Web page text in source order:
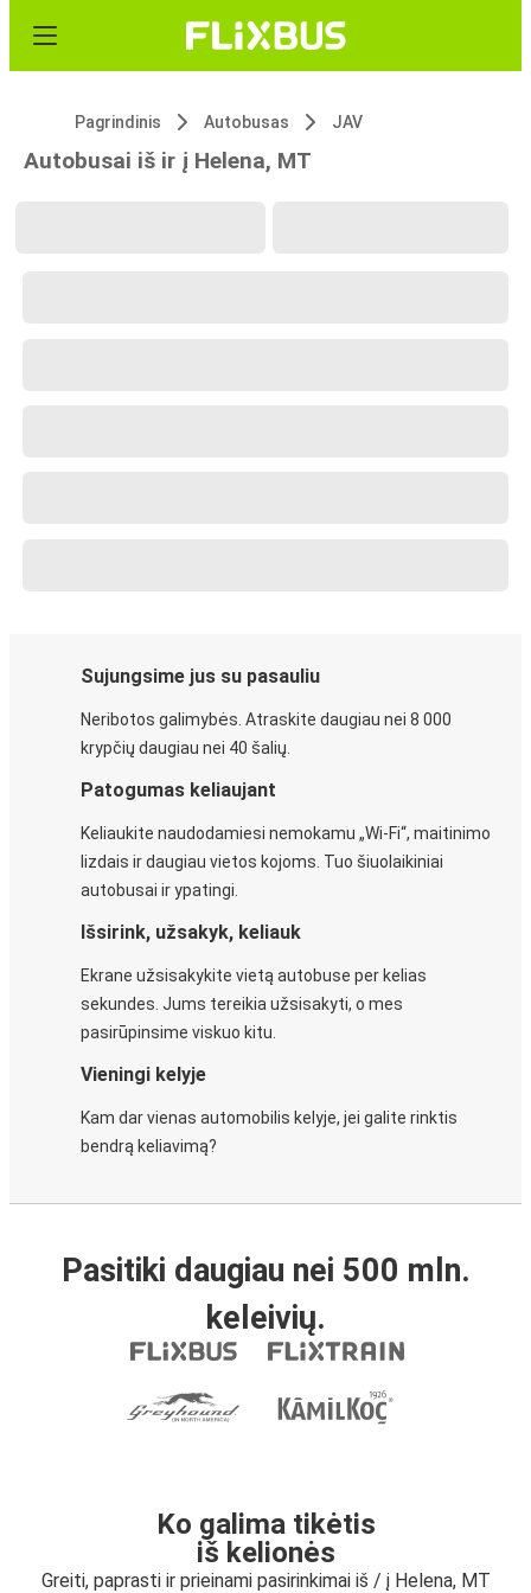
Pagrindinis Autobusas JAV
Autobusai iš ir į Helena, MT
Sujungsime jus su pasauliu
Neribotos galimybės. Atraskite daugiau nei 8 000
krypčių daugiau nei 40 šalių.
Patogumas keliaujant
Keliaukite naudodamiesi nemokamu „Wi-Fi“, maitinimo
lizdais ir daugiau vietos kojoms. Tuo šiuolaikiniai
autobusai ir ypatingi.
Išsirink, užsakyk, keliauk
Ekrane užsisakykite vietą autobuse per kelias
sekundes. Jums tereikia užsisakyti, o mes
pasirūpinsime viskuo kitu.
Vieningi kelyje
Kam dar vienas automobilis kelyje, jei galite rinktis
bendrą keliavimą?
Pasitiki daugiau nei 500 mln.
keleivių.
Ko galima tikėtis
iš kelionės
Greiti, paprasti ir prieinami pasirinkimai iš / į Helena, MT